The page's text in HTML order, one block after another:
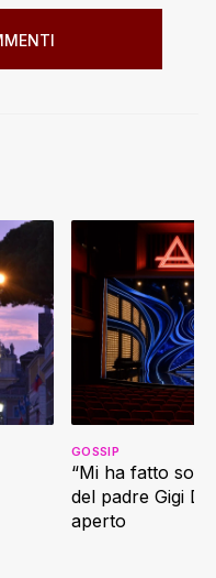
“Mi ha fatto
del padre Gigi
aperto
GOSSIP